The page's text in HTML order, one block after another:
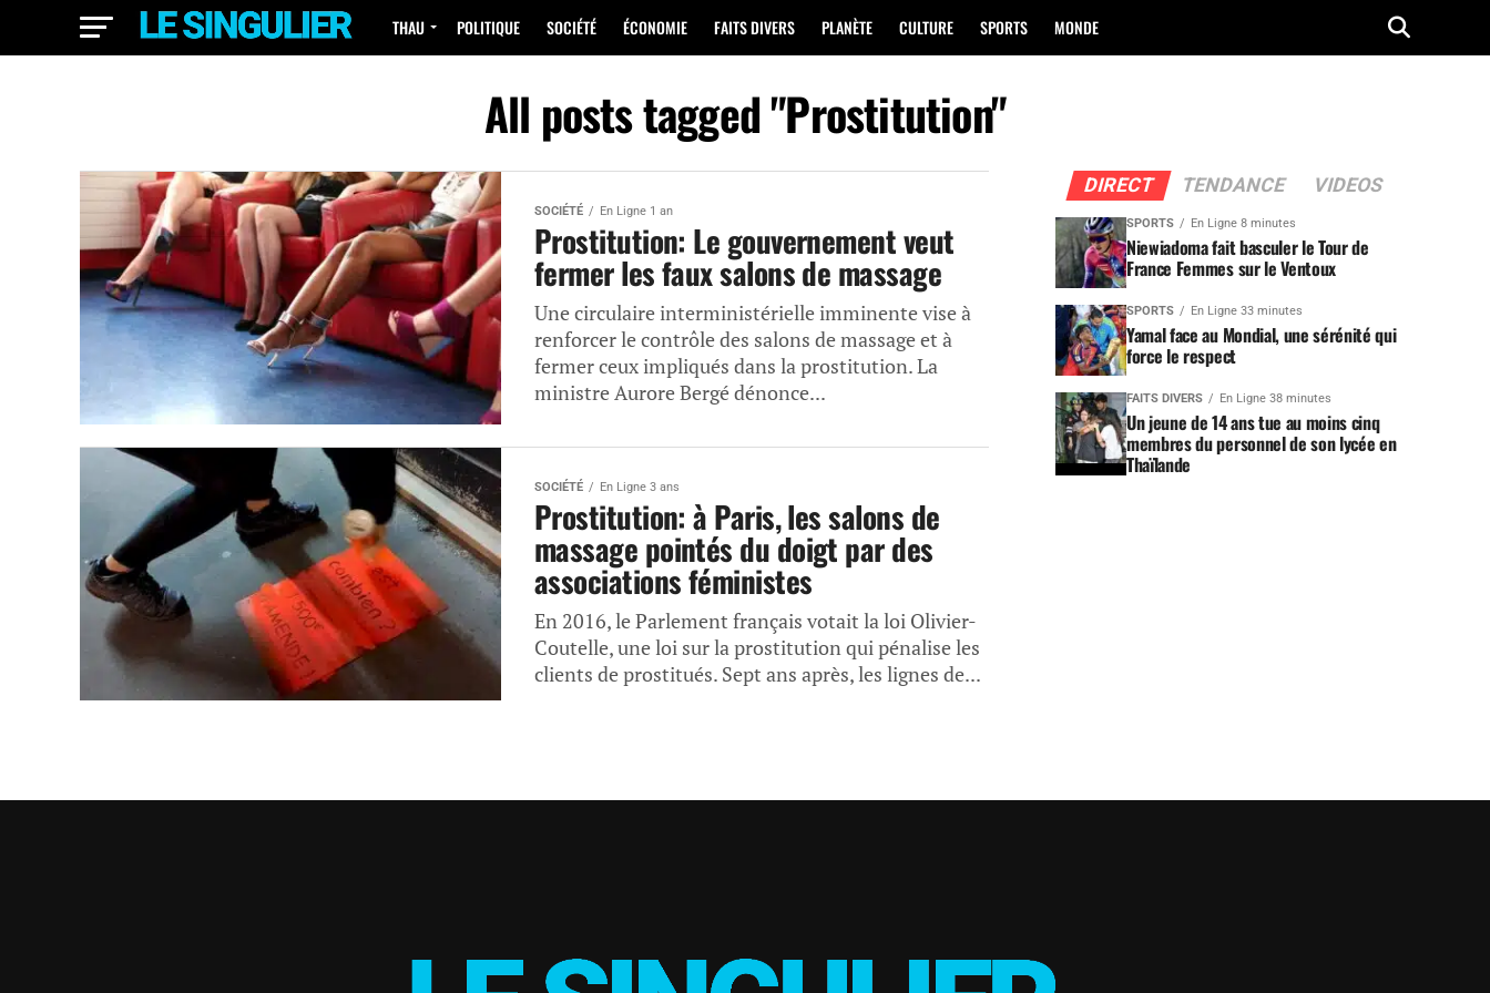
THAU POLITIQUE SOCIÉTÉ ÉCONOMIE FAITS DIVERS PLANÈTE CULTURE SPORTS MONDE
All posts tagged "Prostitution"
SOCIÉTÉ En Ligne 1 an
Prostitution: Le gouvernement veut
fermer les faux salons de massage
Une circulaire interministérielle imminente vise à
renforcer le contrôle des salons de massage et à
fermer ceux impliqués dans la prostitution. La
ministre Aurore Bergé dénonce...
SOCIÉTÉ En Ligne 3 ans
Prostitution: à Paris, les salons de
massage pointés du doigt par des
associations féministes
En 2016, le Parlement français votait la loi Olivier-
Coutelle, une loi sur la prostitution qui pénalise les
clients de prostitués. Sept ans après, les lignes de...
DIRECT TENDANCE VIDEOS
SPORTS En Ligne 8 minutes
Niewiadoma fait basculer le Tour de
France Femmes sur le Ventoux
SPORTS En Ligne 33 minutes
Yamal face au Mondial, une sérénité qui
force le respect
FAITS DIVERS En Ligne 38 minutes
Un jeune de 14 ans tue au moins cinq
membres du personnel de son lycée en
Thaïlande